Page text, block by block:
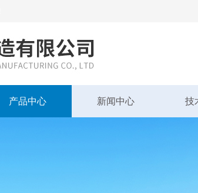
产品中心 新闻中心 技